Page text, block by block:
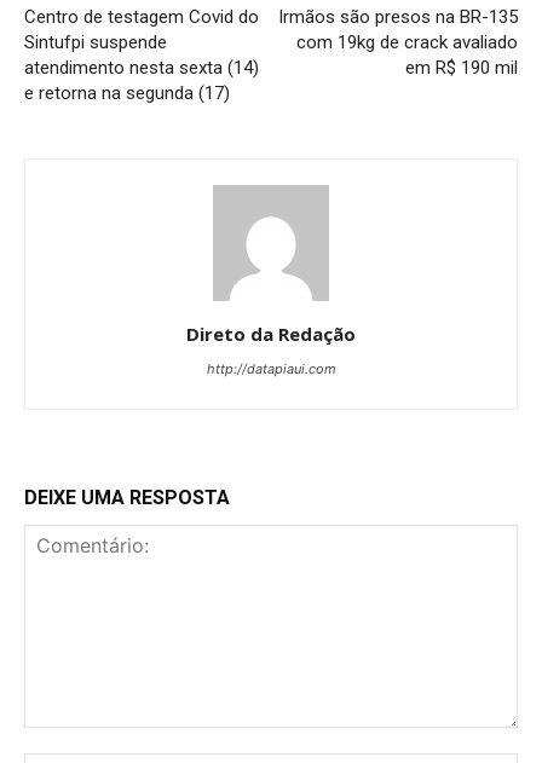
Centro de testagem Covid do
Sintufpi suspende
atendimento nesta sexta (14)
e retorna na segunda (17)
Irmãos são presos na BR-135
com 19kg de crack avaliado
em R$ 190 mil
Direto da Redação
http://datapiaui.com
DEIXE UMA RESPOSTA